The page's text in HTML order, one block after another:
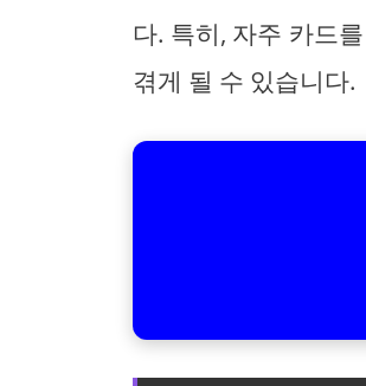
다. 특히, 자주 카드
겪게 될 수 있습니다.